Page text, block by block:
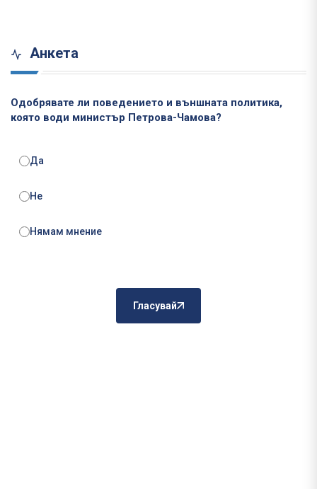
Анкета
Одобрявате ли поведението и външната политика,
която води министър Петрова-Чамова?
Да
Не
Нямам мнение
Гласувай